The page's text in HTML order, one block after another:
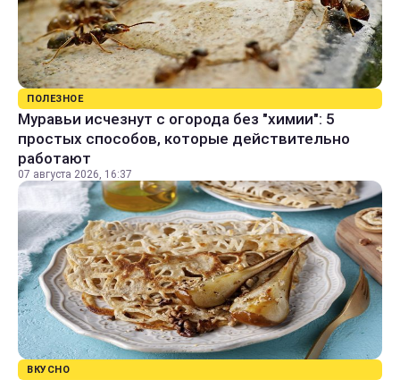
ПОЛЕЗНОЕ
Муравьи исчезнут с огорода без "химии": 5
простых способов, которые действительно
работают
07 августа 2026, 16:37
ВКУСНО